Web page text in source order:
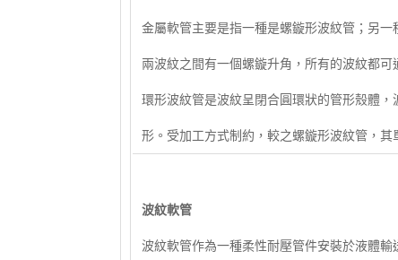
金屬軟管主要是指一種是螺鏇形波紋管；另
兩波紋之間有一個螺鏇升角，所有的波紋都可
環形波紋管是波紋呈閉合圓環狀的管形殼體
形。受加工方式制約，較之螺鏇形波紋管，
波紋軟管
波紋軟管作為一種柔性耐壓管件安裝於液體